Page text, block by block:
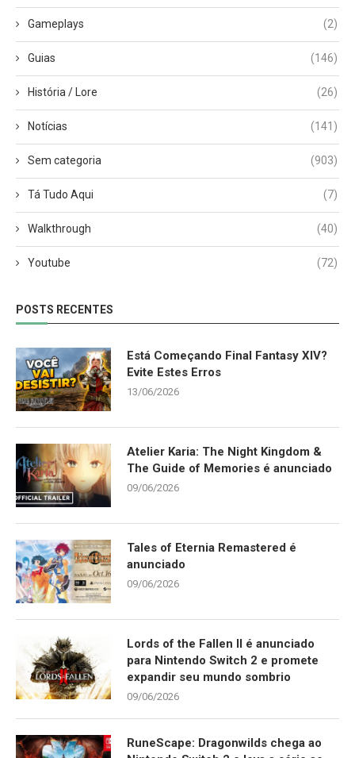
Gameplays (2)
Guias (146)
História / Lore (26)
Notícias (141)
Sem categoria (903)
Tá Tudo Aqui (7)
Walkthrough (40)
Youtube (72)
POSTS RECENTES
Está Começando Final Fantasy XIV?
Evite Estes Erros
13/06/2026
Atelier Karia: The Night Kingdom &
The Guide of Memories é anunciado
09/06/2026
Tales of Eternia Remastered é
anunciado
09/06/2026
Lords of the Fallen II é anunciado
para Nintendo Switch 2 e promete
expandir seu mundo sombrio
09/06/2026
RuneScape: Dragonwilds chega ao